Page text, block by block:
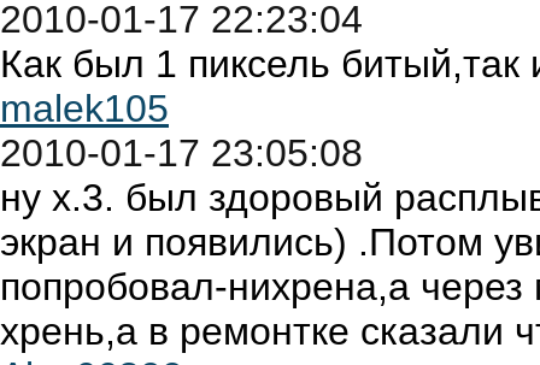
2010-01-17 22:23:04
Как был 1 пиксель битый,так
malek105
2010-01-17 23:05:08
ну х.3. был здоровый
экран и появились) .Потом
попробовал-ниxрена,а
хрень,а в ремонтке сказали